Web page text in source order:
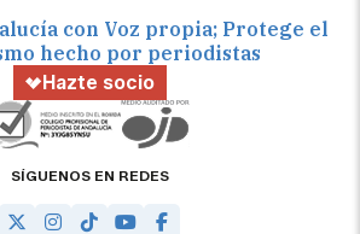
con Voz propia; Protege el
hecho por periodistas
Hazte socio
SÍGUENOS EN REDES